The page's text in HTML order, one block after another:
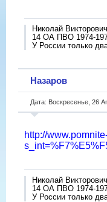
Николай Викторович
14 ОА ПВО 1974-
У России только
Назаров
Дата: Воскресенье, 26
http://
Николай Викторович
14 ОА ПВО 1974-
У России только